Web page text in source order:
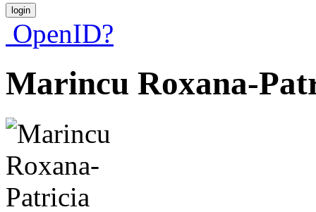
OpenID?
Marincu Roxana-